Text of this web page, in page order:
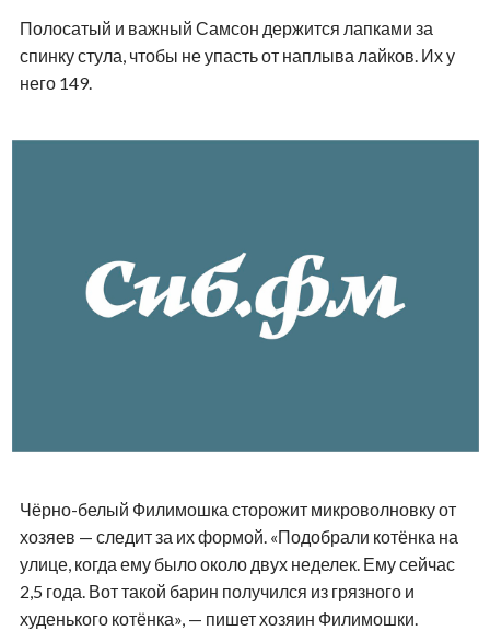
Полосатый и важный Самсон держится лапками за
спинку стула, чтобы не упасть от наплыва лайков. Их у
него 149.
Чёрно-белый Филимошка сторожит микроволновку от
хозяев — следит за их формой. «Подобрали котёнка на
улице, когда ему было около двух неделек. Ему сейчас
2,5 года. Вот такой барин получился из грязного и
худенького котёнка», — пишет хозяин Филимошки.